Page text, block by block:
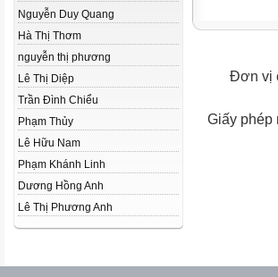
Nguyễn Duy Quang
Hà Thị Thơm
nguyễn thị phương
Lê Thị Diệp
Trần Đình Chiểu
Phạm Thủy
Lê Hữu Nam
Phạm Khánh Linh
Dương Hồng Anh
Lê Thị Phương Anh
Đơn vị
Giấy phép